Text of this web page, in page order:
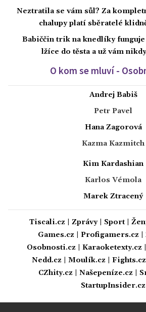
Neztratila se vám sůl? Za
chalupy platí sběratelé
Babiččin trik na knedlíky funguje
lžíce do těsta a už vám
O kom se mluví -
Andrej Babiš
Petr Pavel
Hana Zagorová
Kazma Kazmitch
Kim Kardashian
Karlos Vémola
Marek Ztracený
Tiscali.cz Zprávy| Sport|
Games.cz
Profigamers.cz
Osobnosti.cz
Karaoketexty.cz
Nedd.cz
Moulík.cz Fights.cz
CZhity.cz
Našepeníze.cz
StartupInsider.cz